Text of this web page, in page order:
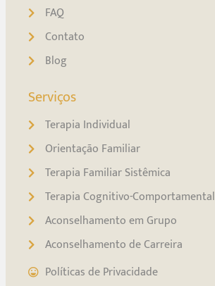
FAQ
Contato
Blog
Serviços
Terapia Individual
Orientação Familiar
Terapia Familiar Sistêmica
Terapia Cognitivo-Comportamental
Aconselhamento em Grupo
Aconselhamento de Carreira
Políticas de Privacidade